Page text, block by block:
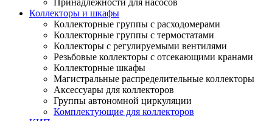
Принадлежности для насосов
Коллекторы и шкафы
Коллекторные группы с расходомерами
Коллекторные группы с термостатами
Коллекторы с регулируемыми вентилями
Резьбовые коллекторы с отсекающими кранами
Коллекторные шкафы
Магистральные распределительные коллекторы
Аксессуары для коллекторов
Группы автономной циркуляции
Комплектующие для коллекторов